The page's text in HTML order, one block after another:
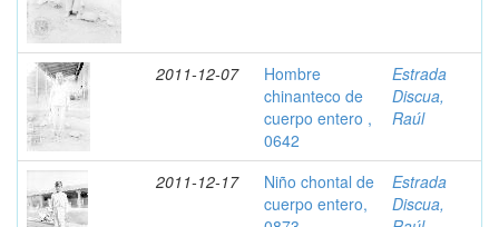
2011-12-07
Hombre
chinanteco de
cuerpo entero ,
0642
Estrada
Discua,
Raúl
2011-12-17
Niño chontal de
cuerpo entero,
Estrada
Discua,